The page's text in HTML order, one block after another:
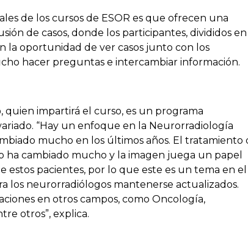
de los cursos de ESOR es que ofrecen una
de casos, donde los participantes, divididos en
la oportunidad de ver casos junto con los
hacer preguntas e intercambiar información.
quien impartirá el curso, es un programa
“Hay un enfoque en la Neurorradiología
mucho en los últimos años. El tratamiento
ha cambiado mucho y la imagen juega un papel
pacientes, por lo que este es un tema en el
los neurorradiólogos mantenerse actualizados.
en otros campos, como Oncología,
otros”, explica.